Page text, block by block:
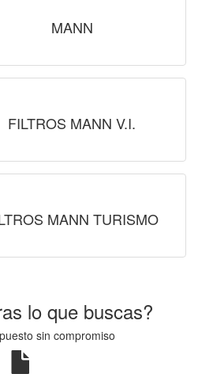
MANN
FILTROS MANN V.I.
MANN TURISMO
lo que buscas?
sin compromiso